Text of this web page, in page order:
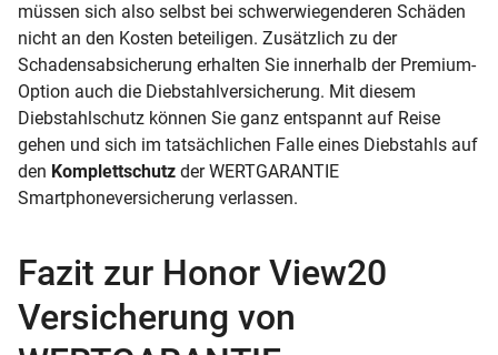
müssen sich also selbst bei schwerwiegenderen Schäden
nicht an den Kosten beteiligen. Zusätzlich zu der
Schadensabsicherung erhalten Sie innerhalb der Premium-
Option auch die Diebstahlversicherung. Mit diesem
Diebstahlschutz können Sie ganz entspannt auf Reise
gehen und sich im tatsächlichen Falle eines Diebstahls auf
den Komplettschutz der WERTGARANTIE
Smartphoneversicherung verlassen.
Fazit zur Honor View20
Versicherung von